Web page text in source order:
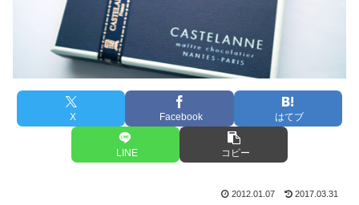
X Facebook はてブ
LINE コピー
2012.01.07 2017.03.31